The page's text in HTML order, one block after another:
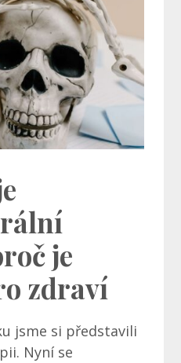
je
zdraví
jsme si představili
Nyní se